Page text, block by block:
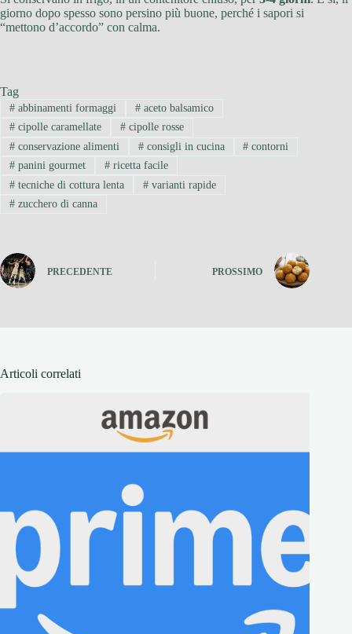
giorno dopo spesso sono persino più buone, perché i sapori si
“mettono d’accordo” con calma.
Tag
#abbinamenti formaggi #aceto balsamico
#cipolle caramellate #cipolle rosse
#conservazione alimenti #consigli in cucina # contorni
#panini gourmet #ricetta facile
#tecniche di cottura lenta #varianti rapide
#zucchero di canna
PRECEDENTE PROSSIMO
Articoli correlati